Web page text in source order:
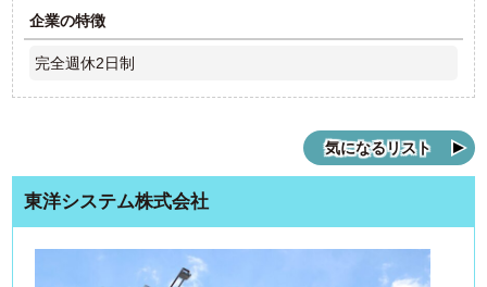
企業の特徴
完全週休2日制
気になるリスト
東洋システム株式会社